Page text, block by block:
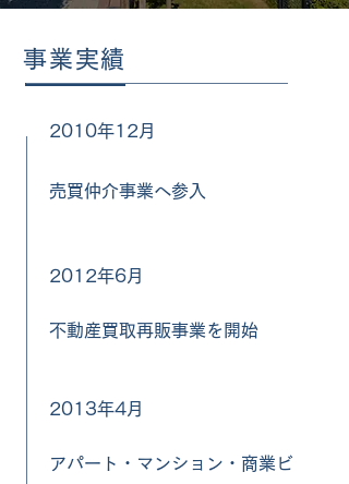
事業実績
2010年12月
売買仲介事業へ参入
2012年6月
不動産買取再販事業を開始
2013年4月
アパート・マンション・商業ビ